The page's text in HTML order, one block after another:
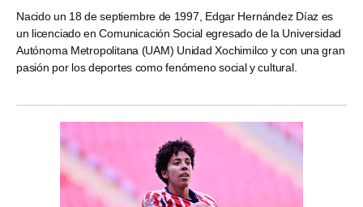
Nacido un 18 de septiembre de 1997, Edgar Hernández Díaz es
un licenciado en Comunicación Social egresado de la Universidad
Autónoma Metropolitana (UAM) Unidad Xochimilco y con una gran
pasión por los deportes como fenómeno social y cultural.